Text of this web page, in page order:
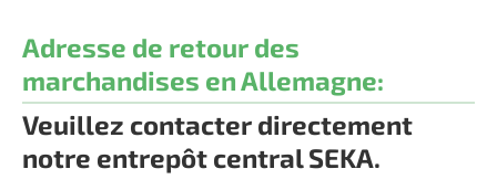
Adresse de retour des
marchandises en Allemagne:
Veuillez contacter directement
notre entrepôt central SEKA.